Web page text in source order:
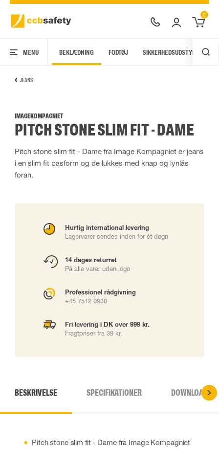
0
MENU BEKLÆDNING FODTØJ SIKKERHEDSUDSTYR
JEANS
IMAGEKOMPAGNIET
PITCH STONE SLIM FIT - DAME
Pitch stone slim fit - Dame fra Image Kompagniet er jeans
i en slim fit pasform og de lukkes med knap og lynlås
foran.
Hurtig international levering
Lagervarer sendes inden for ét døgn
14 dages returret
På alle varer uden logo
Professionel rådgivning
+45 7512 0930
Fri levering i DK over 999 kr.
Fragtpriser fra 39 kr.
BESKRIVELSE SPECIFIKATIONER DOWNLOADS
Pitch stone slim fit - Dame fra Image Kompagniet